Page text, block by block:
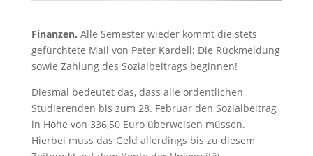
Finanzen. Alle Semester wieder kommt die stets
gefürchtete Mail von Peter Kardell: Die Rückmeldung
sowie Zahlung des Sozialbeitrags beginnen!
Diesmal bedeutet das, dass alle ordentlichen
Studierenden bis zum 28. Februar den Sozialbeitrag
in Höhe von 336,50 Euro überweisen müssen.
Hierbei muss das Geld allerdings bis zu diesem